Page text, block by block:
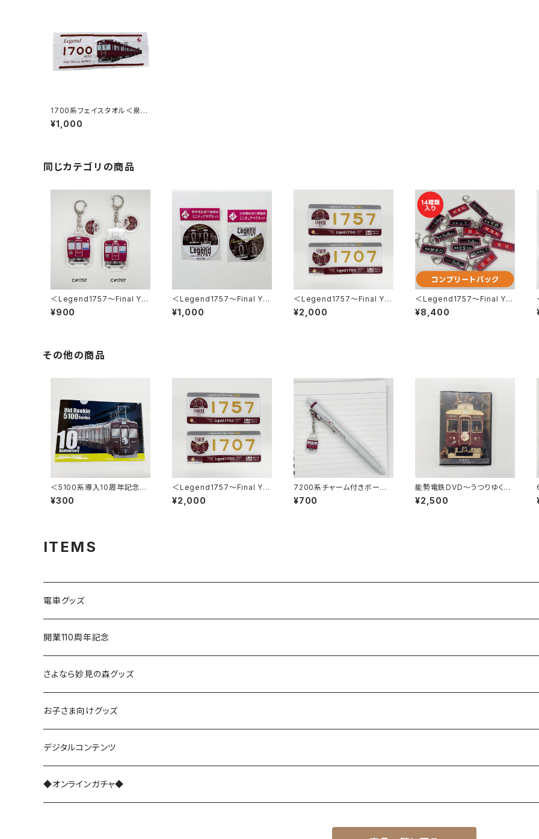
1700系フェイスタオル＜泉州
タオル＞
¥1,000
同じカテゴリの商品
＜Legend1757～Final Ye
ar 2026～＞2連アクリルキ
ーホルダー
¥900
＜Legend1757～Final Ye
ar 2026～＞ミニチュアマグ
ネット2枚セット
¥1,000
＜Legend1757～Final Ye
ar 2026～＞車内掲出プレー
ト2枚セット
¥2,000
＜Legend1757～Final Ye
ar 2026～＞ 側面方向幕キ
ーホルダー※コンプリートパッ
¥8,400
その他の商品
＜5100系導入10周年記念＞
クリアファイル（写真ver.）
¥300
＜Legend1757～Final Ye
ar 2026～＞車内掲出プレー
ト2枚セット
¥2,000
7200系チャーム付きボール
ペン
¥700
能勢電鉄DVD～うつりゆく季
節を駆け抜ける～
¥2,500
ITEMS
電車グッズ
鉄道模型（Nゲージ）
さよなら復刻塗装車両
能勢1700系
レジェンド1757
さよなら1755
能勢3100系
能勢5100系
開業110周年記念
さよなら妙見の森グッズ
お子さま向けグッズ
デジタルコンテンツ
◆オンラインガチャ◆